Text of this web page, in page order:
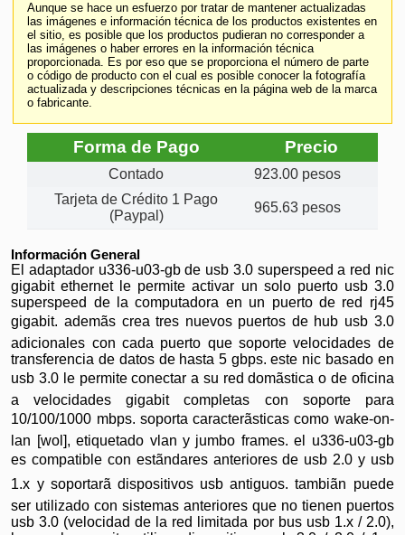
Aunque se hace un esfuerzo por tratar de mantener actualizadas
las imágenes e información técnica de los productos existentes en
el sitio, es posible que los productos pudieran no corresponder a
las imágenes o haber errores en la información técnica
proporcionada. Es por eso que se proporciona el número de parte
o código de producto con el cual es posible conocer la fotografía
actualizada y descripciones técnicas en la página web de la marca
o fabricante.
Forma de Pago Precio
Contado
923.00 pesos
Tarjeta de Crédito 1 Pago
(Paypal)
965.63 pesos
Información General
El adaptador u336-u03-gb de usb 3.0 superspeed a red nic
gigabit ethernet le permite activar un solo puerto usb 3.0
superspeed de la computadora en un puerto de red rj45
gigabit. ademãs crea tres nuevos puertos de hub usb 3.0
adicionales con cada puerto que soporte velocidades de
transferencia de datos de hasta 5 gbps. este nic basado en
usb 3.0 le permite conectar a su red domãstica o de oficina
a velocidades gigabit completas con soporte para
10/100/1000 mbps. soporta caracterãsticas como wake-on-
lan [wol], etiquetado vlan y jumbo frames. el u336-u03-gb
es compatible con estãndares anteriores de usb 2.0 y usb
1.x y soportarã dispositivos usb antiguos. tambiãn puede
ser utilizado con sistemas anteriores que no tienen puertos
usb 3.0 (velocidad de la red limitada por bus usb 1.x / 2.0),